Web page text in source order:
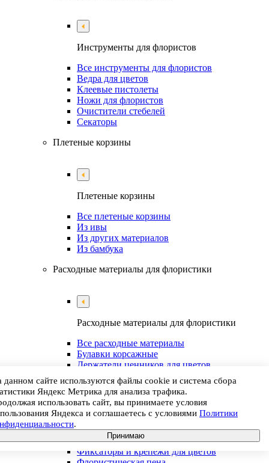
Инструменты для флористов
Все инструменты для флористов
Ведра для цветов
Клеевые пистолеты
Ножи для флористов
Очистители стебелей
Секаторы
Плетеные корзины
Плетеные корзины
Все плетеные корзины
Из ивы
Из других материалов
Из бамбука
Расходные материалы для флористики
Расходные материалы для флористики
Все расходные материалы
Булавки корсажные
Держатели ценников для цветов
Краски для цветов
Лента флористическая
Подставки для флористической пены
Пробирки для цветов
Проволока
Средства для обработки инструментов
Фиксаторы и крепежи для цветов
данном сайте используются файлы cookie и система сбора
Яндекс Метрика для анализа трафика.
использовать сайт, вы принимаете условия
Яндекса и соглашаетесь с условиями Политики
.
Принимаю